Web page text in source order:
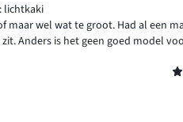
lichtkaki
maar wel wat te groot. Had al een
Anders is het geen goed model